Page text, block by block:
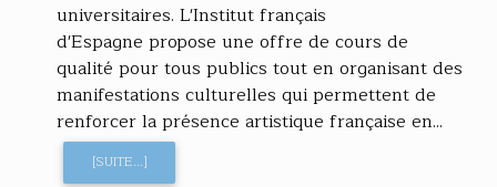
universitaires. L'Institut français
d'Espagne propose une offre de cours de
qualité pour tous publics tout en organisant des
manifestations culturelles qui permettent de
renforcer la présence artistique française en...
[SUITE...]